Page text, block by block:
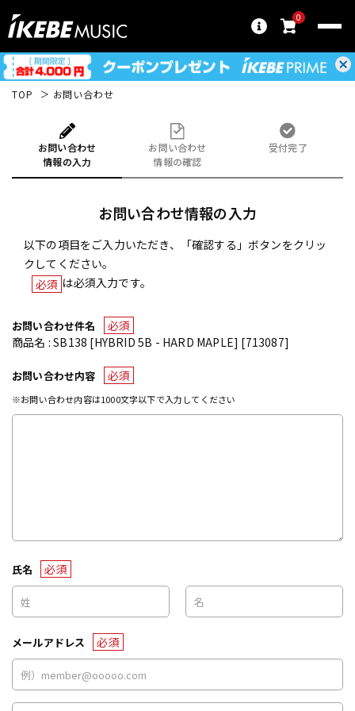
0
TOP お問い合わせ
お問い合わせ
情報の入力
お問い合わせ
情報の確認
受付完了
お問い合わせ情報の入力
以下の項目をご入力いただき、「確認する」ボタンをクリッ
クしてください。
必須 は必須入力です。
お問い合わせ件名
必須
商品名 : SB138 [HYBRID 5B - HARD MAPLE] [713087]
お問い合わせ内容 必須
※お問い合わせ内容は1000文字以下で入力してください
氏名 必須
メールアドレス 必須